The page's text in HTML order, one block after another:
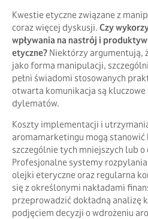
Kwestie etyczne związane z
coraz więcej dyskusji. Czy
wpływania na nastrój i
etyczne? Niektórzy argumentują,
jako forma manipulacji,
pełni świadomi stosowanych
otwarta komunikacja są
dylematów.
Koszty implementacji i
aromamarketingu mogą
szczególnie tych mniejszych lub
Profesjonalne systemy
olejki eteryczne oraz regularna
się z określonymi nakładami
przeprowadzić dokładną analizę
podjęciem decyzji o wdrożeniu